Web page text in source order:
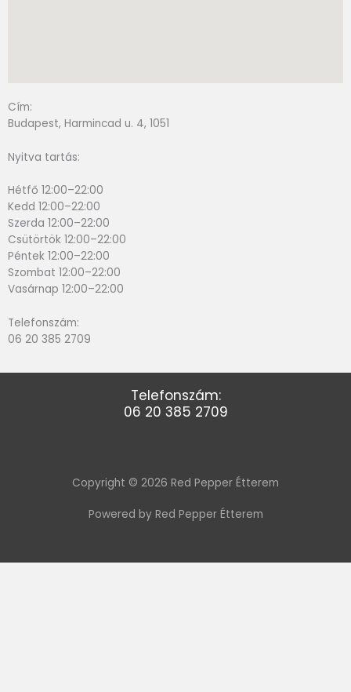
Cím:
Budapest, Harmincad u. 4, 1051
Nyitva tartás:
Hétfő 12:00–22:00
Kedd 12:00–22:00
Szerda 12:00–22:00
Csütörtök 12:00–22:00
Péntek 12:00–22:00
Szombat 12:00–22:00
Vasárnap 12:00–22:00
Telefonszám:
06 20 385 2709
Telefonszám:
06 20 385 2709
Copyright © 2026 Red Pepper Étterem
Powered by Red Pepper Étterem